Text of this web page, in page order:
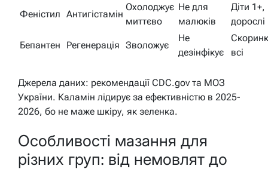
Феністил Антигістамін
Охолоджує
миттєво
Не для
малюків
Діти 1+,
дорослі
Бепантен Регенерація Зволожує
Не
дезінфікує
всі
Джерела даних: рекомендації CDC.gov та МОЗ
України. Каламін лідирує за ефективністю в 2025-
2026, бо не маже шкіру, як зеленка.
Особливості мазання для
різних груп: від немовлят до